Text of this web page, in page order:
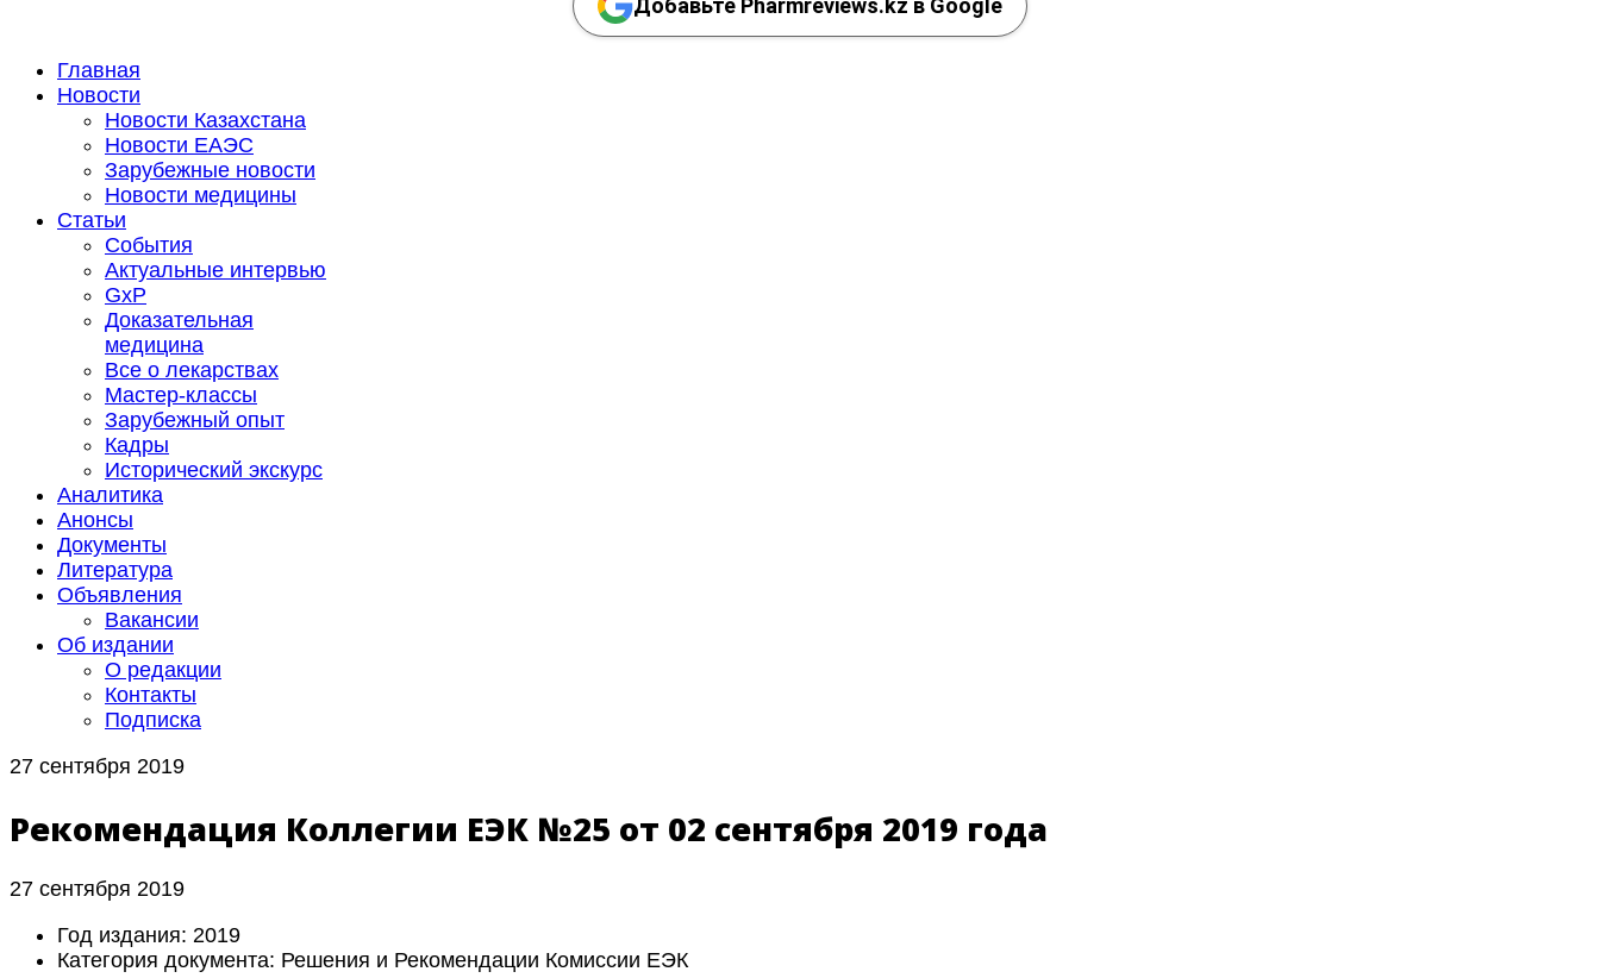
Добавьте Pharmreviews.kz в Google
Главная
Новости
Новости Казахстана
Новости ЕАЭС
Зарубежные новости
Новости медицины
Статьи
События
Актуальные интервью
GxP
Доказательная
медицина
Все о лекарствах
Мастер-классы
Зарубежный опыт
Кадры
Исторический экскурс
Аналитика
Анонсы
Документы
Литература
Объявления
Вакансии
Об издании
О редакции
Контакты
Подписка
27 сентября 2019
Рекомендация Коллегии ЕЭК №25 от 02 сентября 2019 года
27 сентября 2019
Год издания: 2019
Категория документа: Решения и Рекомендации Комиссии ЕЭК